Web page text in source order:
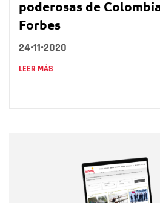
poderosas de
Forbes
24•11•2020
LEER MÁS
Correo electrónico